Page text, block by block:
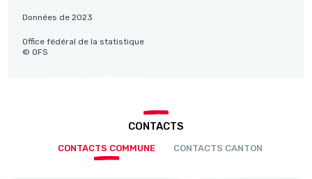
Données de 2023
Office fédéral de la statistique
© OFS
CONTACTS
CONTACTS COMMUNE CONTACTS CANTON